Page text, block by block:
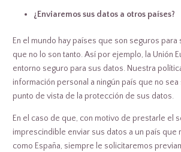
¿Enviaremos sus datos a otros países?
En el mundo hay países que son seguros
que no lo son tanto. Así por ejemplo, la Unión
entorno seguro para sus datos. Nuestra
información personal a ningún país que no
punto de vista de la protección de sus datos.
En el caso de que, con motivo de prestarle el
imprescindible enviar sus datos a un país que
como España, siempre le solicitaremos